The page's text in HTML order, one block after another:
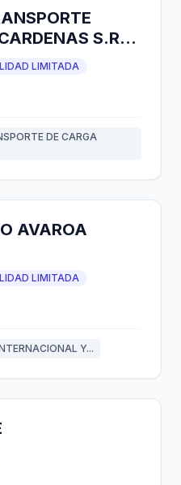
S.R.L.
LIMITADA
DE CARGA
AVAROA
LIMITADA
Y...